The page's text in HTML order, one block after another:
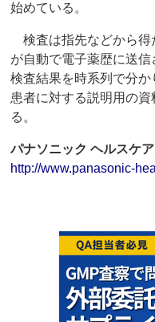
始めている。
検査は指先などから得
が自動で電子薬歴に送信
検査結果を時系列で分か
患者に対する説明用の
る。
パナソニック ヘルスケア
http://www.panasonic-